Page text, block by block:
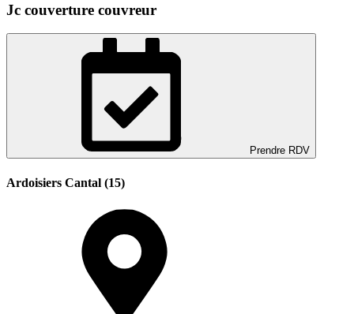
Jc couverture couvreur
Prendre RDV
Ardoisiers Cantal (15)